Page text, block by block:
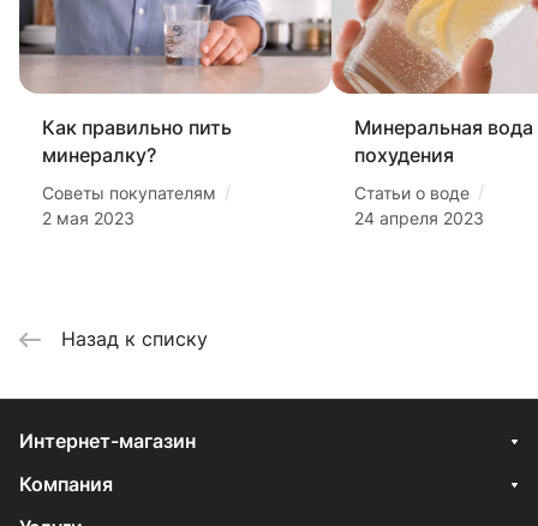
Как правильно пить
минералку?
Советы покупателям /
2 мая 2023
Минеральная вода
похудения
Статьи о воде /
24 апреля 2023
Назад к списку
Интернет-магазин
Компания